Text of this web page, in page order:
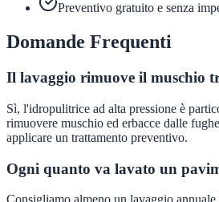
Preventivo gratuito e senza
Domande Frequenti
Il lavaggio rimuove il muschio
Sì, l'idropulitrice ad alta pressione è
rimuovere muschio ed erbacce dalle
applicare un trattamento preventivo.
Ogni quanto va lavato un